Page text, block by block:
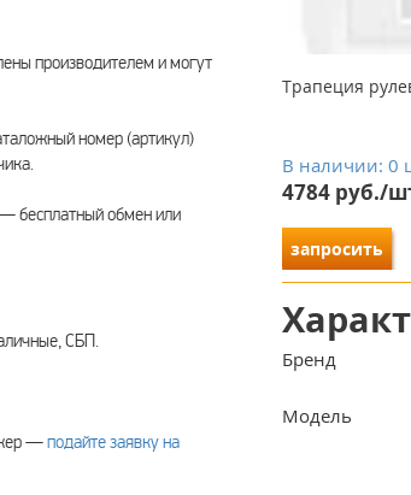
производителем и могут
номер (артикул)
— бесплатный обмен или
СБП.
—подайте заявку на
Трапеция
В наличии: 0
4784 руб./
запросить
Бренд
Модель